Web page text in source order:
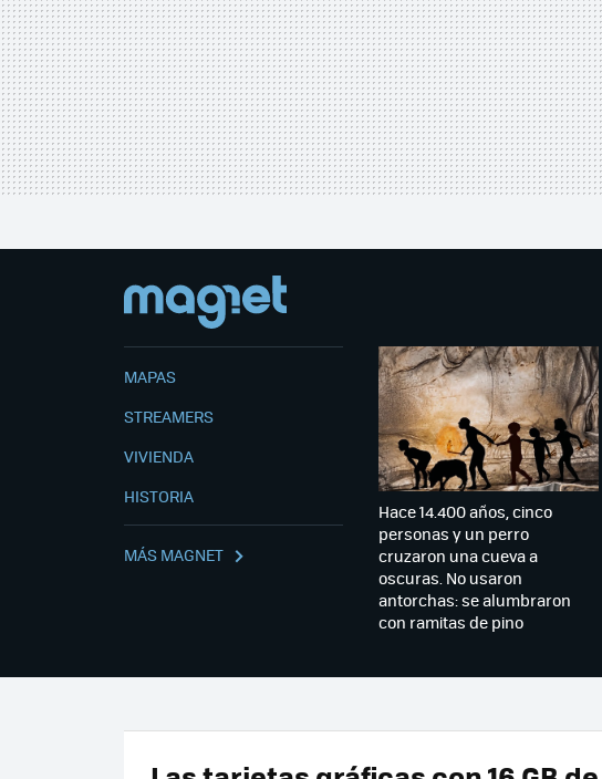
MAPAS
STREAMERS
VIVIENDA
HISTORIA
MÁS MAGNET
Hace 14.400 años, cinco
personas y un perro
cruzaron una cueva a
oscuras. No usaron
antorchas: se alumbraron
con ramitas de pino